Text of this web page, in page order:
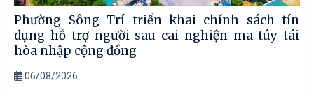
Phường Sông Trí triển khai chính sách tín
dụng hỗ trợ người sau cai nghiện ma túy tái
hòa nhập cộng đồng
06/08/2026